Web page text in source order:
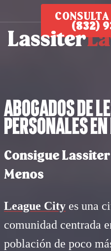
(832)
Abogados de
Personales en
Consigue
Menos
League City es una
comunidad centrada
población de poco